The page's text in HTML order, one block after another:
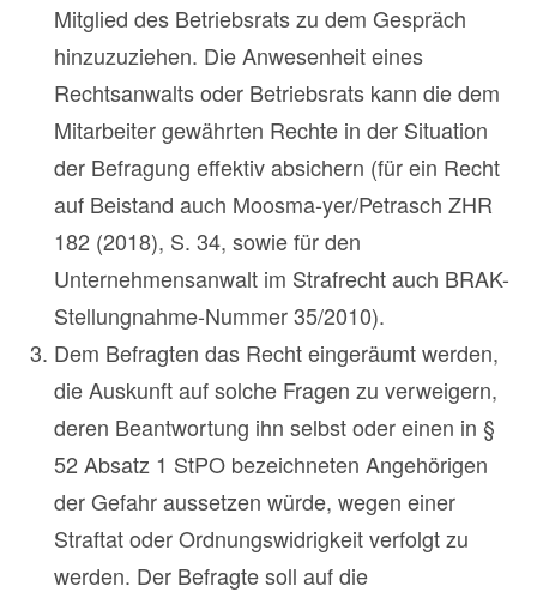
Mitglied des Betriebsrats zu dem Gespräch
hinzuzuziehen. Die Anwesenheit eines
Rechtsanwalts oder Betriebsrats kann die dem
Mitarbeiter gewährten Rechte in der Situation
der Befragung effektiv absichern (für ein Recht
auf Beistand auch Moosma-yer/Petrasch ZHR
182 (2018), S. 34, sowie für den
Unternehmensanwalt im Strafrecht auch BRAK-
Stellungnahme-Nummer 35/2010).
Dem Befragten das Recht eingeräumt werden,
die Auskunft auf solche Fragen zu verweigern,
deren Beantwortung ihn selbst oder einen in §
52 Absatz 1 StPO bezeichneten Angehörigen
der Gefahr aussetzen würde, wegen einer
Straftat oder Ordnungswidrigkeit verfolgt zu
werden. Der Befragte soll auf die